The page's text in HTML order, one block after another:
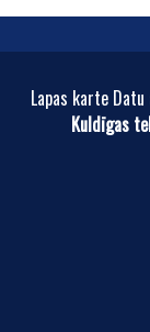
Lapas karte
Kuldīgas